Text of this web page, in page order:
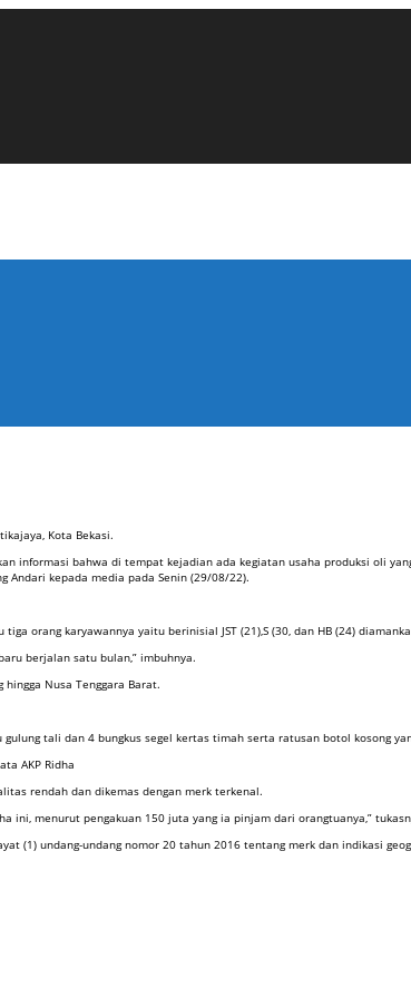
Kota Bekasi.
informasi bahwa di tempat kejadian ada kegiatan usaha produksi oli
Andari kepada media pada Senin (29/08/22).
orang karyawannya yaitu berinisial JST (21),S (30, dan HB (24)
berjalan satu bulan,” imbuhnya.
Nusa Tenggara Barat.
tali dan 4 bungkus segel kertas timah serta ratusan botol kosong
AKP Ridha
rendah dan dikemas dengan merk terkenal.
ini, menurut pengakuan 150 juta yang ia pinjam dari orangtuanya,”
(1) undang-undang nomor 20 tahun 2016 tentang merk dan indikasi